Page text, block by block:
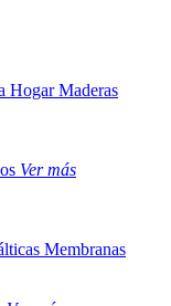
HogarMaderas
Ver más
Membranas